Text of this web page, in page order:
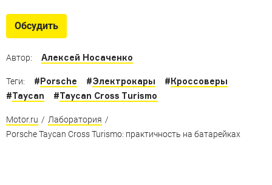
Обсудить
Автор: Алексей Носаченко
Теги: #Porsche #Электрокары #Кроссоверы
#Taycan #Taycan Cross Turismo
Motor.ru / Лаборатория /
Porsche Taycan Cross Turismo: практичность на батарейках